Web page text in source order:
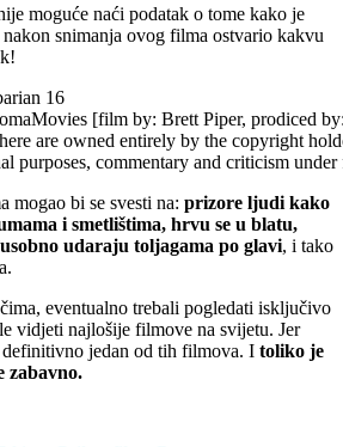
moguće naći podatak o tome kako je
snimanja ovog filma ostvario kakvu
[film by: Brett Piper, prodiced
are owned entirely by the copyright
purposes, commentary and criticism under
mogao bi se svesti na: prizore ljudi kako
i smetlištima, hrvu se u blatu,
udaraju toljagama po glavi, i tako
eventualno trebali pogledati isključivo
vidjeti najlošije filmove na svijetu. Jer
jedan od tih filmova. I toliko je
zabavno.